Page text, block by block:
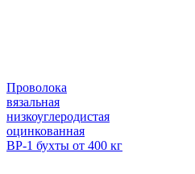
Проволока
вязальная
низкоуглеродистая
оцинкованная
ВР-1 бухты от 400 кг